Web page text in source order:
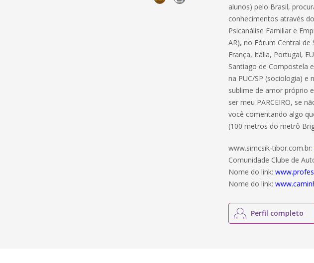
alunos) pelo Brasil,
conhecimentos através
Psicanálise Familiar e
AR), no Fórum Central de
França, Itália, Portugal,
Santiago de Compostela
na PUC/SP (sociologia) e
sublime de amor próprio
ser meu PARCEIRO, se
você comentando algo
(100 metros do metrô
www.simcsik-
Comunidade Clube de
Nome do link:
Nome do link:
Perfil completo